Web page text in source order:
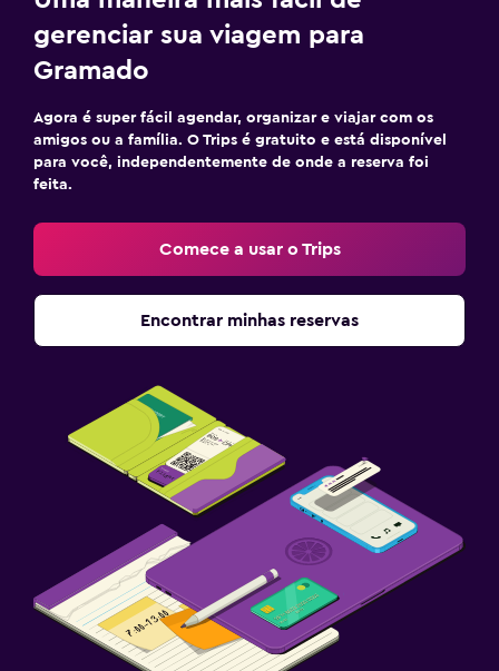
gerenciar sua viagem para
Gramado
Agora é super fácil agendar, organizar e viajar com os
amigos ou a família. O Trips é gratuito e está disponível
para você, independentemente de onde a reserva foi
feita.
Comece a usar o Trips
Encontrar minhas reservas